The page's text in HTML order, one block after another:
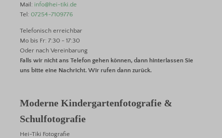
Mail: info@hei-tiki.de
Tel: 07254-7109776
Telefonisch erreichbar
Mo bis Fr: 7:30 - 17:30
Oder nach Vereinbarung
Falls wir nicht ans Telefon gehen können, dann hinterlassen Sie
uns bitte eine Nachricht. Wir rufen dann zurück.
Moderne Kindergartenfotografie &
Schulfotografie
Hei-Tiki Fotografie